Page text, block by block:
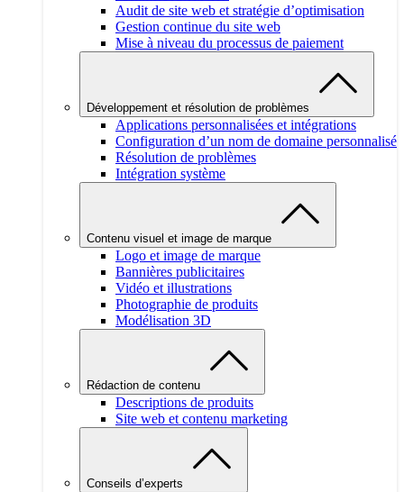
Audit de site web et stratégie d’optimisation
Gestion continue du site web
Mise à niveau du processus de paiement
Développement et résolution de problèmes
Applications personnalisées et intégrations
Configuration d’un nom de domaine personnalisé
Résolution de problèmes
Intégration système
Contenu visuel et image de marque
Logo et image de marque
Bannières publicitaires
Vidéo et illustrations
Photographie de produits
Modélisation 3D
Rédaction de contenu
Descriptions de produits
Site web et contenu marketing
Conseils d’experts